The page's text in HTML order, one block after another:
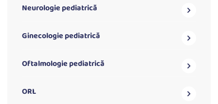
Neurologie pediatrică
Ginecologie pediatrică
Oftalmologie pediatrică
ORL